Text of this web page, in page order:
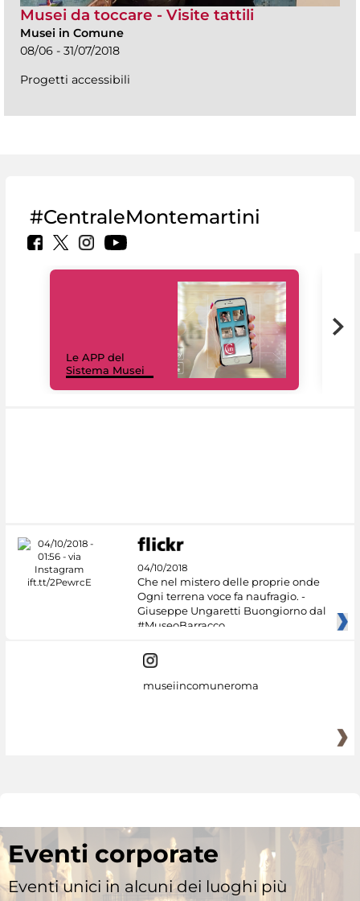
Musei da toccare - Visite tattili
Musei in Comune
08/06 - 31/07/2018
Progetti accessibili
#CentraleMontemartini
Le APP del
Sistema Musei
04/10/2018
Che nel mistero delle proprie onde
Ogni terrena voce fa naufragio. -
Giuseppe Ungaretti Buongiorno dal
#MuseoBarracco
museiincomuneroma
Eventi corporate
Eventi unici in alcuni dei luoghi più